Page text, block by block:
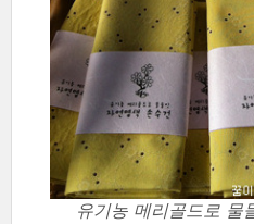
유기농 메리골드로 물